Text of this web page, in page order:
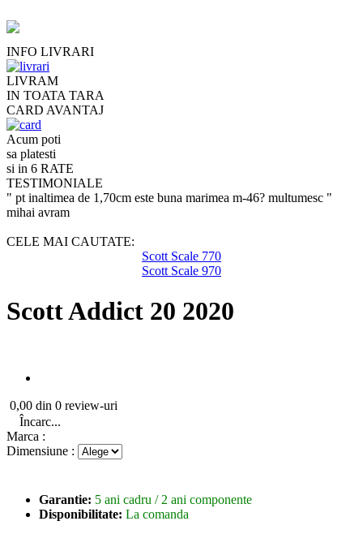
INFO LIVRARI
LIVRAM
IN TOATA TARA
CARD AVANTAJ
Acum poti
sa platesti
si in 6 RATE
TESTIMONIALE
" pt inaltimea de 1,70cm este buna marimea m-46? multumesc "
mihai avram
CELE MAI CAUTATE:
Scott Scale 770
Scott Scale 970
Scott Addict 20 2020
0,00 din 0 review-uri
Încarc...
Marca :
Dimensiune :
Garantie: 5 ani cadru / 2 ani componente
Disponibilitate: La comanda